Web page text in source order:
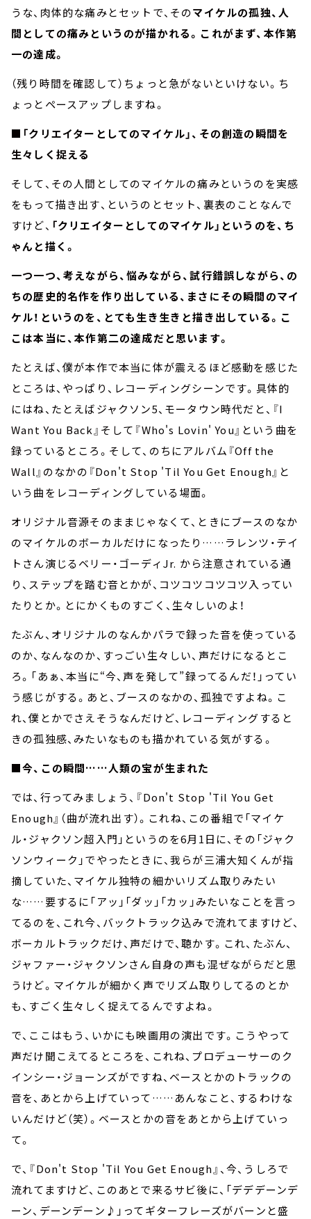
うな、肉体的な痛みとセットで、そのマイケルの孤独、人
間としての痛みというのが描かれる。これがまず、本作第
一の達成。
（残り時間を確認して）ちょっと急がないといけない。ち
ょっとペースアップしますね。
■「クリエイターとしてのマイケル」、その創造の瞬間を
生々しく捉える
そして、その人間としてのマイケルの痛みというのを実感
をもって描き出す、というのとセット、裏表のことなんで
すけど、 「クリエイターとしてのマイケル」というのを、ち
ゃんと描く。
一つ一つ、考えながら、悩みながら、試行錯誤しながら、の
ちの歴史的名作を作り出している、まさにその瞬間のマイ
ケル！というのを、とても生き生きと描き出している。こ
こは本当に、本作第二の達成だと思います。
たとえば、僕が本作で本当に体が震えるほど感動を感じた
ところは、やっぱり、レコーディングシーンです。具体的
にはね、たとえばジャクソン5、モータウン時代だと、『I
Want You Back』そして『Who's Lovin' You』という曲を
録っているところ。そして、のちにアルバム『Off the
Wall』のなかの『Don't Stop 'Til You Get Enough』と
いう曲をレコーディングしている場面。
オリジナル音源そのままじゃなくて、ときにブースのなか
のマイケルのボーカルだけになったり……ラレンツ・テイ
トさん演じるベリー・ゴーディJr. から注意されている通
り、ステップを踏む音とかが、コツコツコツコツ入ってい
たりとか。とにかくものすごく、生々しいのよ！
たぶん、オリジナルのなんかパラで録った音を使っている
のか、なんなのか、すっごい生々しい、声だけになるとこ
ろ。「あぁ、本当に“今、声を発して”録ってるんだ！」ってい
う感じがする。あと、ブースのなかの、孤独ですよね。こ
れ、僕とかでさえそうなんだけど、レコーディングすると
きの孤独感、みたいなものも描かれている気がする。
■今、この瞬間……人類の宝が生まれた
では、行ってみましょう、『Don't Stop 'Til You Get
Enough』（曲が流れ出す）。これね、この番組で「マイケ
ル・ジャクソン超入門」というのを6月1日に、その「ジャク
ソンウィーク」でやったときに、我らが三浦大知くんが指
摘していた、マイケル独特の細かいリズム取りみたい
な……要するに「アッ」「ダッ」「カッ」みたいなことを言っ
てるのを、これ今、バックトラック込みで流れてますけど、
ボーカルトラックだけ、声だけで、聴かす。これ、たぶん、
ジャファー・ジャクソンさん自身の声も混ぜながらだと思
うけど。マイケルが細かく声でリズム取りしてるのとか
も、すごく生々しく捉えてるんですよね。
で、ここはもう、いかにも映画用の演出です。こうやって
声だけ聞こえてるところを、これね、プロデューサーのク
インシー・ジョーンズがですね、ベースとかのトラックの
音を、あとから上げていって……あんなこと、するわけな
いんだけど（笑）。ベースとかの音をあとから上げていっ
て。
で、『Don't Stop 'Til You Get Enough』、今、うしろで
流れてますけど、このあとで来るサビ後に、「デデデーンデ
ーン、デーンデーン♪」ってギターフレーズがバーンと盛